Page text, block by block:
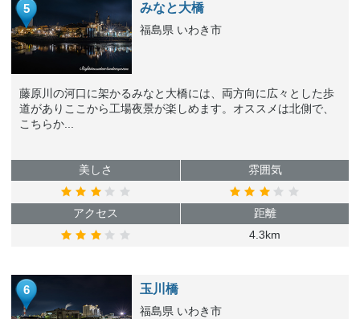
5 みなと大橋
福島県 いわき市
藤原川の河口に架かるみなと大橋には、両方向に広々とした歩
道がありここから工場夜景が楽しめます。オススメは北側で、
こちらか...
美しさ 雰囲気
アクセス
距離
4.3km
6 玉川橋
福島県 いわき市